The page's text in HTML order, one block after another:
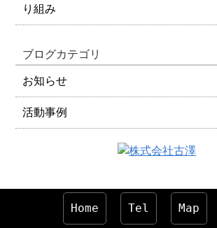
り組み
ブログカテゴリ
お知らせ
活動事例
Home Tel Map